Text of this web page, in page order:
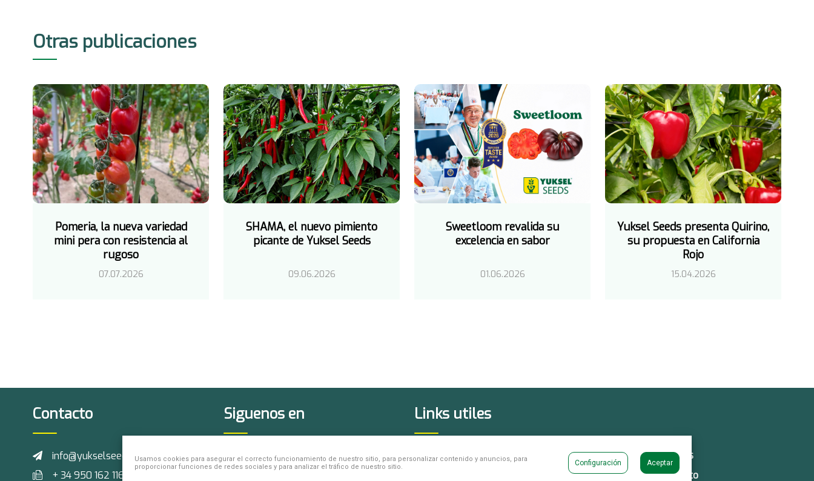
Otras publicaciones
Pomeria, la nueva variedad
mini pera con resistencia al
rugoso
07.07.2026
SHAMA, el nuevo pimiento
picante de Yuksel Seeds
09.06.2026
Sweetloom revalida su
excelencia en sabor
01.06.2026
Yuksel Seeds presenta Quirino,
su propuesta en California
Rojo
15.04.2026
Contacto
info@yukselseeds.com
+ 34 950 162 116
Siguenos en Links utiles
Sobre Nosotros Nuestros Productos
Noticias
Trabaja con Nosotros Contacto
Usamos cookies para asegurar el correcto funcionamiento de nuestro sitio, para personalizar contenido y anuncios, para
proporcionar funciones de redes sociales y para analizar el tráfico de nuestro sitio.
Configuración Aceptar